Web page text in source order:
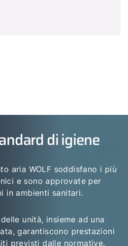
di igiene
aria WOLF soddisfano i più
e sono approvate per
in ambienti sanitari.
unità, insieme ad una
garantiscono prestazioni
previsti dalle normative.